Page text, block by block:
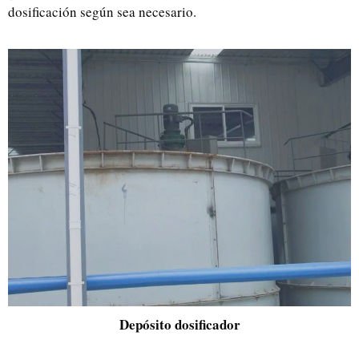
dosificación según sea necesario.
Depósito dosificador